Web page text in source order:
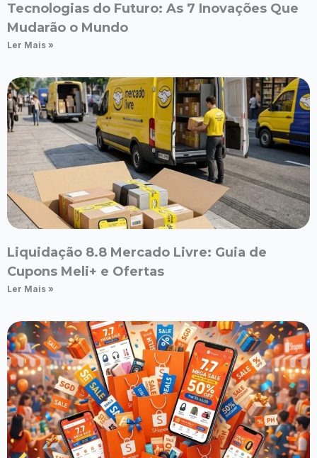
Tecnologias do Futuro: As 7 Inovações Que
Mudarão o Mundo
Ler Mais »
Liquidação 8.8 Mercado Livre: Guia de
Cupons Meli+ e Ofertas
Ler Mais »